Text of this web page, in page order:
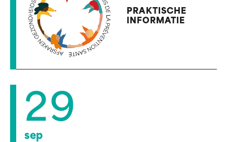
PRAKTISCHE
INFORMATIE
29
sep